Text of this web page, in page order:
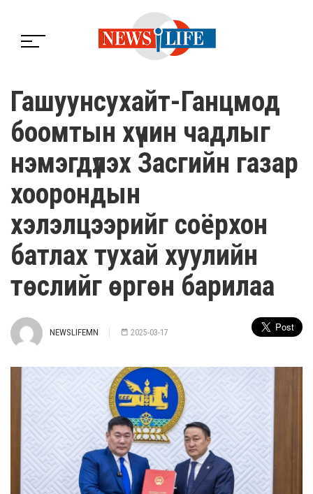
Гашуунсухайт-Ганцмод
боомтын хүчин чадлыг
нэмэгдүүлэх Засгийн газар
хоорондын
хэлэлцээрийг соёрхон
батлах тухай хуулийн
төслийг өргөн барилаа
NEWSLIFEMN 2025-03-17